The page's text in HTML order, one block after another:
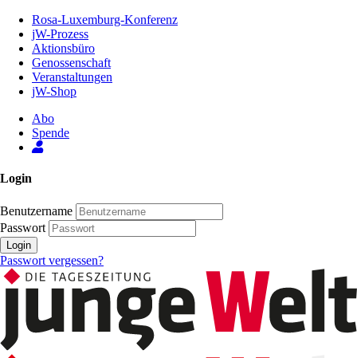
Inhalt
Seite
Rosa-Luxemburg-Konferenz
jW-Prozess
Aktionsbüro
Genossenschaft
Veranstaltungen
jW-Shop
Abo
Spende
Login
Benutzername
Passwort
Login
Passwort vergessen?